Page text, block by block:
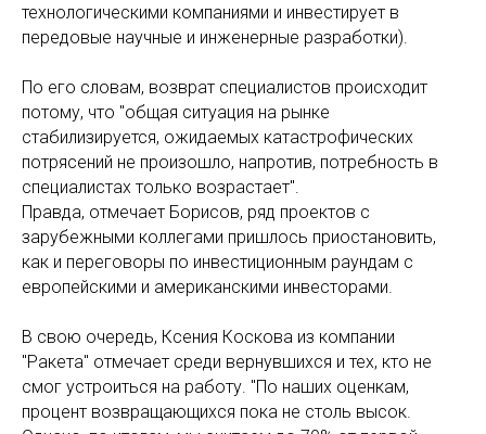
технологическими компаниями и инвестирует в
передовые научные и инженерные разработки).
По его словам, возврат специалистов происходит
потому, что "общая ситуация на рынке
стабилизируется, ожидаемых катастрофических
потрясений не произошло, напротив, потребность в
специалистах только возрастает".
Правда, отмечает Борисов, ряд проектов с
зарубежными коллегами пришлось приостановить,
как и переговоры по инвестиционным раундам с
европейскими и американскими инвесторами.
В свою очередь, Ксения Коскова из компании
"Ракета" отмечает среди вернувшихся и тех, кто не
смог устроиться на работу. "По наших оценкам,
процент возвращающихся пока не столь высок.